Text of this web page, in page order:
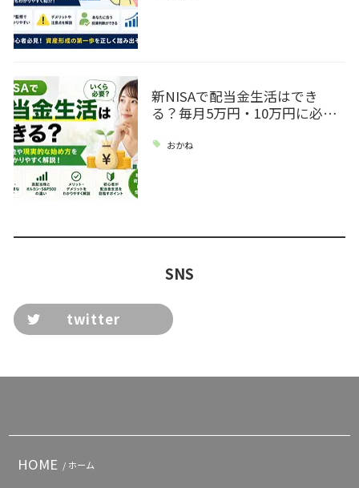
新NISAで配当金生活はでき
る？毎月5万円・10万円に必…
おかね
SNS
twitter
HOME / ホーム